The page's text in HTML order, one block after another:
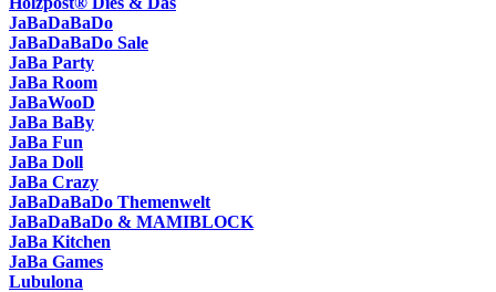
JaBaDaBaDo
JaBaDaBaDo Sale
JaBa Party
JaBa Room
JaBaWooD
JaBa BaBy
JaBa Fun
JaBa Doll
JaBa Crazy
JaBaDaBaDo Themenwelt
JaBaDaBaDo & MAMIBLOCK
JaBa Kitchen
JaBa Games
Lubulona